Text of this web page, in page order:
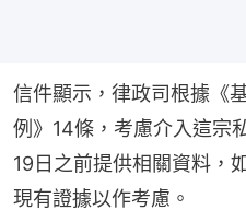
信件顯示，律政司根據《
例》14條，考慮介入這宗
19日之前提供相關資料，
現有證據以作考慮。